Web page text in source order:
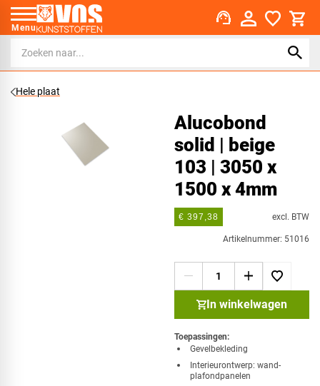
Menu support_agent
Hele plaat
Alucobond
solid | beige
103 | 3050 x
1500 x 4mm
€ 397,38 excl. BTW
Artikelnummer: 51016
In winkelwagen
Toepassingen:
​Gevelbekleding
Interieurontwerp: wand-
plafondpanelen